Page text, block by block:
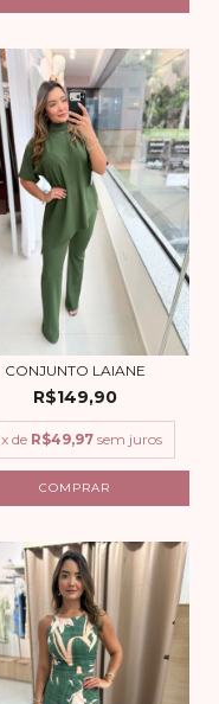
CONJUNTO LAIANE
R$149,90
x de R$49,97 sem juros
COMPRAR